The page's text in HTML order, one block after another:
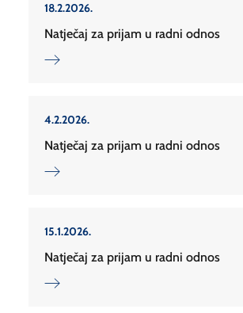
18.2.2026.
Natječaj za prijam u radni odnos
4.2.2026.
Natječaj za prijam u radni odnos
15.1.2026.
Natječaj za prijam u radni odnos